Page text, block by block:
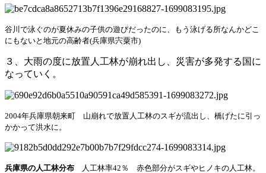
谷川で泳ぐのが夏休みの子供の遊びだったのに、もう泳げる所なんかどこ
にもないと地元の高齢者(兵庫県宍粟市)
３、大雨の度に放置人工林が崩れ出し、災害が多発する国に
なっていく。
2004年兵庫県朝来町 山崩れで放置人工林のスギが流出し、橋げたに引っ
かかって洪水に。
兵庫県の人工林分布 人工林率42％ 赤色部分がスギやヒノキの人工林。